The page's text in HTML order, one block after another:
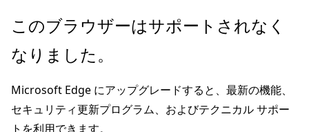
メ
ン
ン
テ
ペ
ジ
ナ
ビ
このブラウザーはサポートされなく
なりました。
Microsoft Edge にアップグレードすると、最新の機能、
セキュリティ更新プログラム、およびテクニカル サポー
トを利用できます。